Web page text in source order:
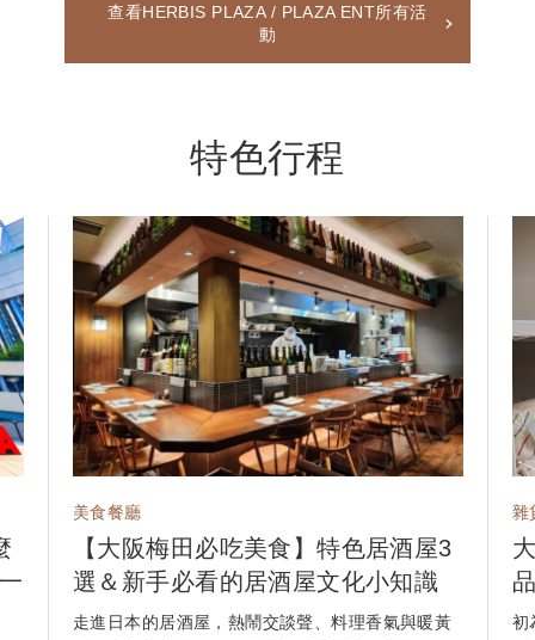
查看HERBIS PLAZA / PLAZA ENT所有活
動
特色行程
美食餐廳
【大阪梅田必吃美食】特色居酒屋3
選＆新手必看的居酒屋文化小知識
走進日本的居酒屋，熱鬧交談聲、料理香氣與暖黃
雜
初